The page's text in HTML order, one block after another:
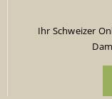
Ihr Schweizer